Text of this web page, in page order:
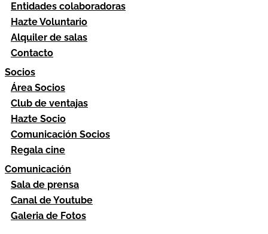
Entidades colaboradoras
Hazte Voluntario
Alquiler de salas
Contacto
Socios
Área Socios
Club de ventajas
Hazte Socio
Comunicación Socios
Regala cine
Comunicación
Sala de prensa
Canal de Youtube
Galeria de Fotos